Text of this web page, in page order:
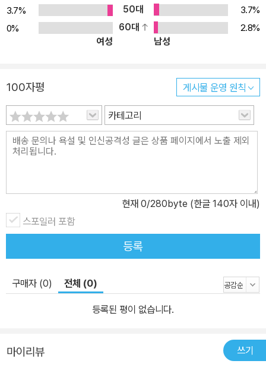
3.7%
50대
3.7%
0%
60대
2.8%
여성
남성
100자평 게시물 운영 원칙
카테고리
현재 0/280byte (한글 140자 이내)
스포일러 포함
등록
구매자 (0) 전체 (0)
등록된 평이 없습니다.
마이리뷰 쓰기